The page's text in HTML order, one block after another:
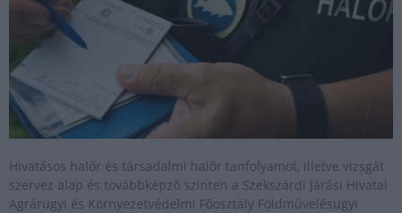
Hivatásos halőr és társadalmi halőr tanfolyamot, illetve vizsgát
szervez alap és továbbképző szinten a Szekszárdi Járási Hivatal
Agrárügyi és Környezetvédelmi Főosztály Földművelésügyi